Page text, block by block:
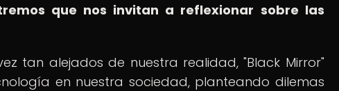
que nos invitan a reflexionar sobre las
tan alejados de nuestra realidad, "Black Mirror"
en nuestra sociedad, planteando dilemas